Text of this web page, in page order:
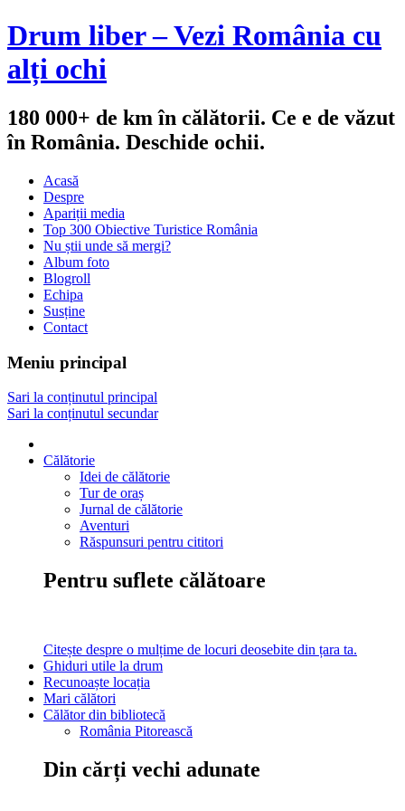
Drum liber – Vezi România cu
alți ochi
180 000+ de km în călătorii. Ce e de văzut
în România. Deschide ochii.
Acasă
Despre
Apariții media
Top 300 Obiective Turistice România
Nu știi unde să mergi?
Album foto
Blogroll
Echipa
Susține
Contact
Meniu principal
Sari la conținutul principal
Sari la conținutul secundar
Călătorie
Idei de călătorie
Tur de oraș
Jurnal de călătorie
Aventuri
Răspunsuri pentru cititori
Pentru suflete călătoare
Citește despre o mulțime de locuri deosebite din țara ta.
Ghiduri utile la drum
Recunoaște locația
Mari călători
Călător din bibliotecă
România Pitorească
Din cărți vechi adunate